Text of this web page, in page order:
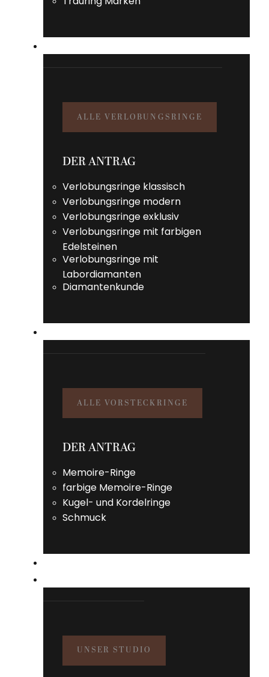
ALLE VERLOBUNGSRINGE
DER ANTRAG
Verlobungsringe klassisch
Verlobungsringe modern
Verlobungsringe exklusiv
Verlobungsringe mit farbigen
Edelsteinen
Verlobungsringe mit
Labordiamanten
Diamantenkunde
ALLE VORSTECKRINGE
DER ANTRAG
Memoire-Ringe
farbige Memoire-Ringe
Kugel- und Kordelringe
Schmuck
UNSER STUDIO